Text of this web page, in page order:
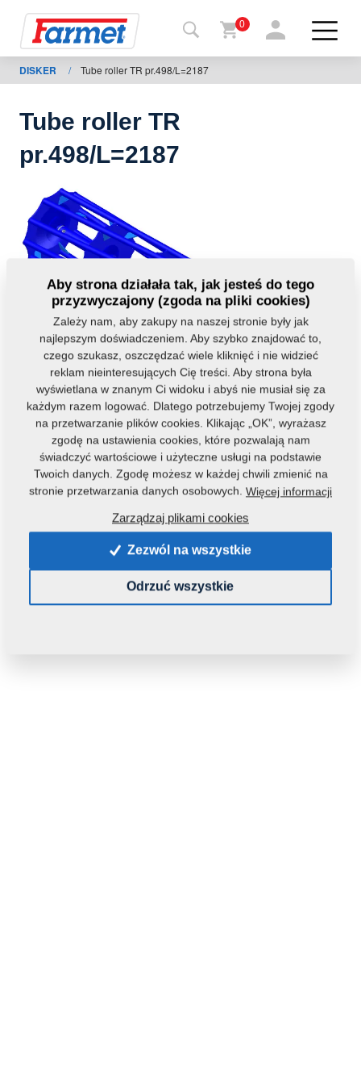
Powrót
do
shop
Moje
maszyny
pobrania
0
DISKER / Tube roller TR pr.498/L=2187
Tube roller TR
pr.498/L=2187
8000648-20012
Oryginalny numer katalogowy: 8000648-20011
Tą część można zastosować również w maszynach:
Aby strona działała tak, jak jesteś do tego
przyzwyczajony (zgoda na pliki cookies)
Zależy nam, aby zakupy na naszej stronie były jak
najlepszym doświadczeniem. Aby szybko znajdować to,
czego szukasz, oszczędzać wiele kliknięć i nie widzieć
reklam nieinteresujących Cię treści. Aby strona była
wyświetlana w znanym Ci widoku i abyś nie musiał się za
każdym razem logować. Dlatego potrzebujemy Twojej zgody
na przetwarzanie plików cookies. Klikając „OK”, wyrażasz
zgodę na ustawienia cookies, które pozwalają nam
świadczyć wartościowe i użyteczne usługi na podstawie
Twoich danych. Zgodę możesz w każdej chwili zmienić na
stronie przetwarzania danych osobowych. Więcej informacji
Zarządzaj plikami cookies
Zezwól na wszystkie
Odrzuć wszystkie